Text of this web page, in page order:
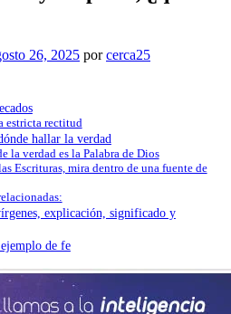
26, 2025 porcerca25
estricta rectitud
hallar la verdad
la verdad es la Palabra de Dios
Escrituras, mira dentro de una fuente de
explicación, significado y
de fe